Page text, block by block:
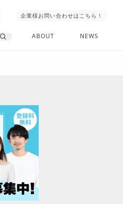
企業様お問い合わせはこちら！
ABOUT NEWS